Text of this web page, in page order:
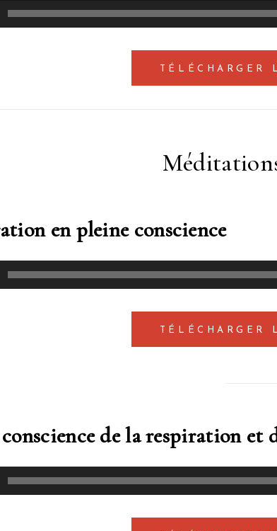
TÉLÉCHARGER
en pleine conscience
TÉLÉCHARGER
de la respiration et